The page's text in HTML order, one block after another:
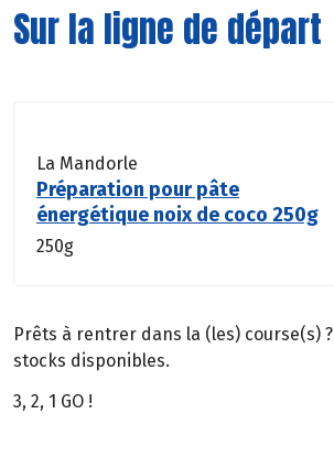
Sur la ligne de départ
La Mandorle
Préparation pour pâte
énergétique noix de coco 250g
250g
Prêts à rentrer dans la (les) course(s) ?
stocks disponibles.
3, 2, 1 GO !